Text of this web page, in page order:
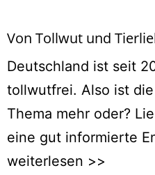
Von Tollwut und
Deutschland ist seit
tollwutfrei. Also ist
Thema mehr oder?
eine gut informierte
weiterlesen >>